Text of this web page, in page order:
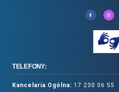
TELEFONY:
Kancelaria Ogólna: 17 230 06 55